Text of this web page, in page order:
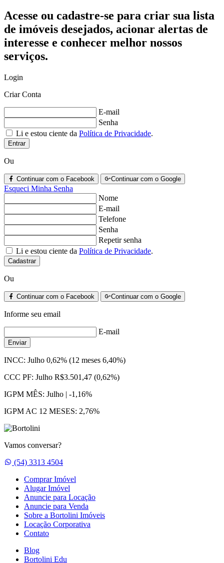
Acesse ou cadastre-se para criar sua lista
de imóveis desejados, acionar alertas de
interesse e conhecer melhor nossos
serviços.
Login
Criar Conta
E-mail
Senha
Li e estou ciente da Política de Privacidade.
Entrar
Ou
Continuar com o Facebook Continuar com o Google
Esqueci Minha Senha
Nome
E-mail
Telefone
Senha
Repetir senha
Li e estou ciente da Política de Privacidade.
Cadastrar
Ou
Continuar com o Facebook Continuar com o Google
Informe seu email
E-mail
Enviar
INCC: Julho 0,62% (12 meses 6,40%)
CCC PF: Julho R$3.501,47 (0,62%)
IGPM MÊS: Julho | -1,16%
IGPM AC 12 MESES: 2,76%
Vamos conversar?
Whatsapp
(54) 3313 4504
Comprar Imóvel
Alugar Imóvel
Anuncie para Locação
Anuncie para Venda
Sobre a Bortolini Imóveis
Locação Corporativa
Contato
Blog
Bortolini Edu